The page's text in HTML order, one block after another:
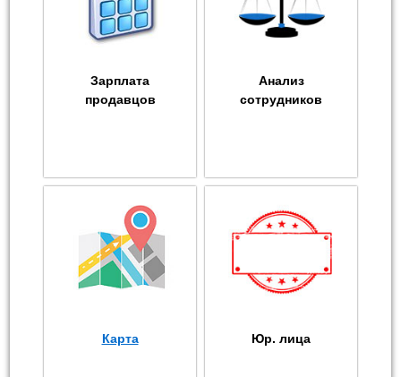
Зарплата
продавцов
Анализ
сотрудников
Карта Юр. лица